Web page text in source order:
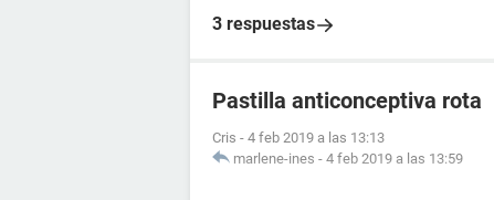
3 respuestas
Pastilla anticonceptiva rota
Cris - 4 feb 2019 a las 13:13
marlene-ines - 4 feb 2019 a las 13:59